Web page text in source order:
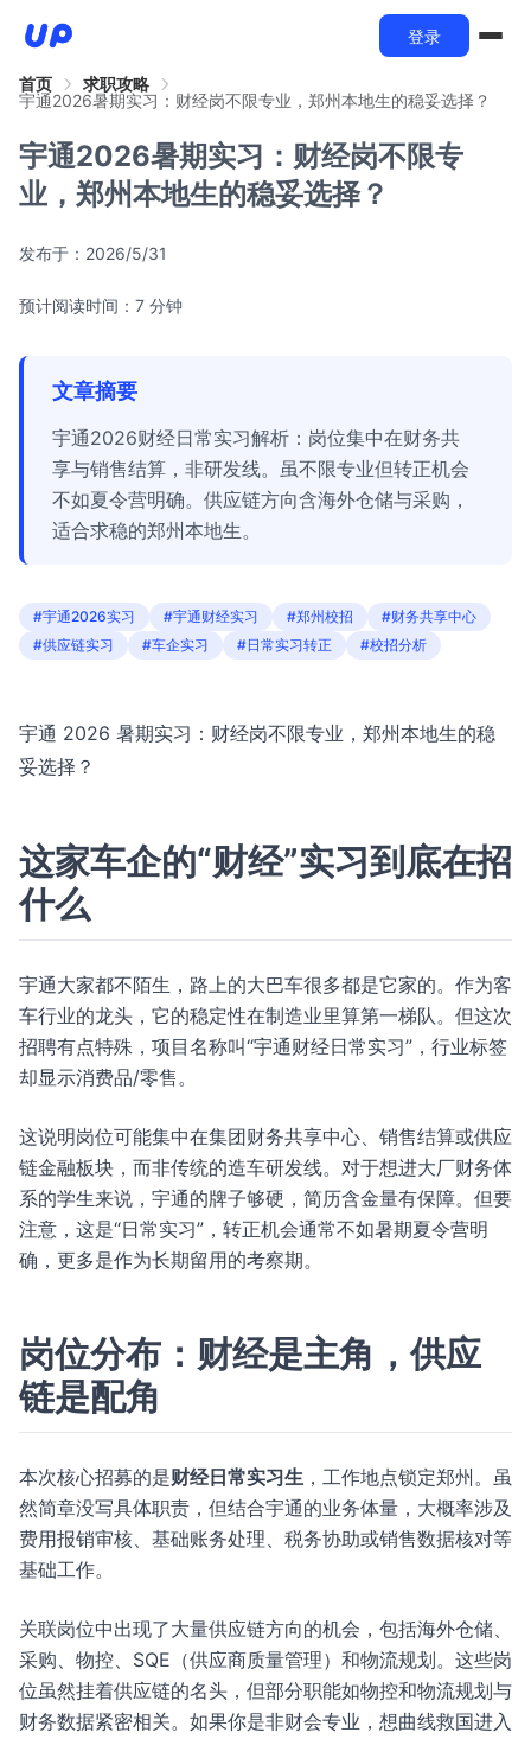
登录
首页
求职攻略
宇通2026暑期实习：财经岗不限专业，郑州本地生的稳妥选择？
宇通2026暑期实习：财经岗不限专
业，郑州本地生的稳妥选择？
发布于： 2026/5/31
预计阅读时间：7 分钟
文章摘要
宇通2026财经日常实习解析：岗位集中在财务共
享与销售结算，非研发线。虽不限专业但转正机会
不如夏令营明确。供应链方向含海外仓储与采购，
适合求稳的郑州本地生。
#宇通2026实习 #宇通财经实习 #郑州校招
#财务共享中心
#供应链实习
#车企实习 #日常实习转正 #校招分析
宇通 2026 暑期实习：财经岗不限专业，郑州本地生的稳
妥选择？
这家车企的“财经”实习到底在招
什么
宇通大家都不陌生，路上的大巴车很多都是它家的。作为客
车行业的龙头，它的稳定性在制造业里算第一梯队。但这次
招聘有点特殊，项目名称叫“宇通财经日常实习”，行业标签
却显示消费品/零售。
这说明岗位可能集中在集团财务共享中心、销售结算或供应
链金融板块，而非传统的造车研发线。对于想进大厂财务体
系的学生来说，宇通的牌子够硬，简历含金量有保障。但要
注意，这是“日常实习”，转正机会通常不如暑期夏令营明
确，更多是作为长期留用的考察期。
岗位分布：财经是主角，供应
链是配角
本次核心招募的是财经日常实习生 ，工作地点锁定郑州。虽
然简章没写具体职责，但结合宇通的业务体量，大概率涉及
费用报销审核、基础账务处理、税务协助或销售数据核对等
基础工作。
关联岗位中出现了大量供应链方向的机会，包括海外仓储、
采购、物控、SQE（供应商质量管理）和物流规划。这些岗
位虽然挂着供应链的名头，但部分职能如物控和物流规划与
财务数据紧密相关。如果你是非财会专业，想曲线救国进入